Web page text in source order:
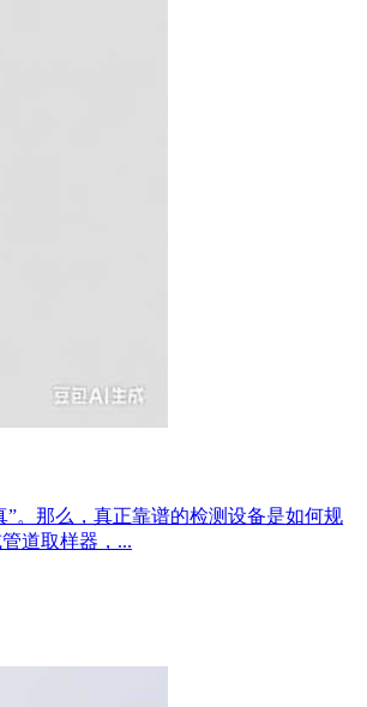
。那么，真正靠谱的检测设备是如何规
道取样器，...